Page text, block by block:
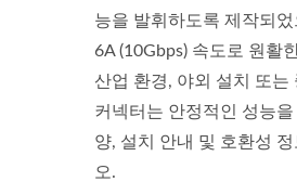
능을 발휘하도록 제작되
6A (10Gbps) 속도로 원활
산업 환경, 야외 설치 또는
커넥터는 안정적인 성능
양, 설치 안내 및 호환성
오.